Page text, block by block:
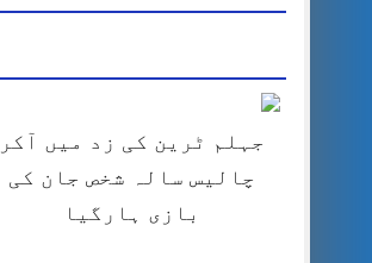
جہلم ٹرین کی زد میں آکر
چالیس سالہ شخص جان کی
بازی ہارگیا